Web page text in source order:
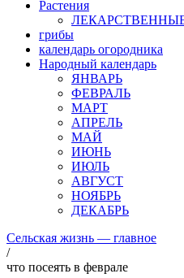
Растения
грибы
календарь огородника
Народный календарь
ЯНВАРЬ
ФЕВРАЛЬ
МАРТ
АПРЕЛЬ
МАЙ
ИЮНЬ
ИЮЛЬ
АВГУСТ
НОЯБРЬ
ДЕКАБРЬ
Сельская жизнь — главное
/
что посеять в феврале